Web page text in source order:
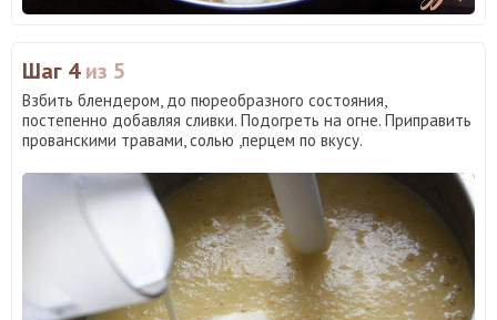
Шаг 4из 5
Взбить блендером, до пюреобразного состояния,
постепенно добавляя сливки. Подогреть на огне. Приправить
прованскими травами, солью ,перцем по вкусу.